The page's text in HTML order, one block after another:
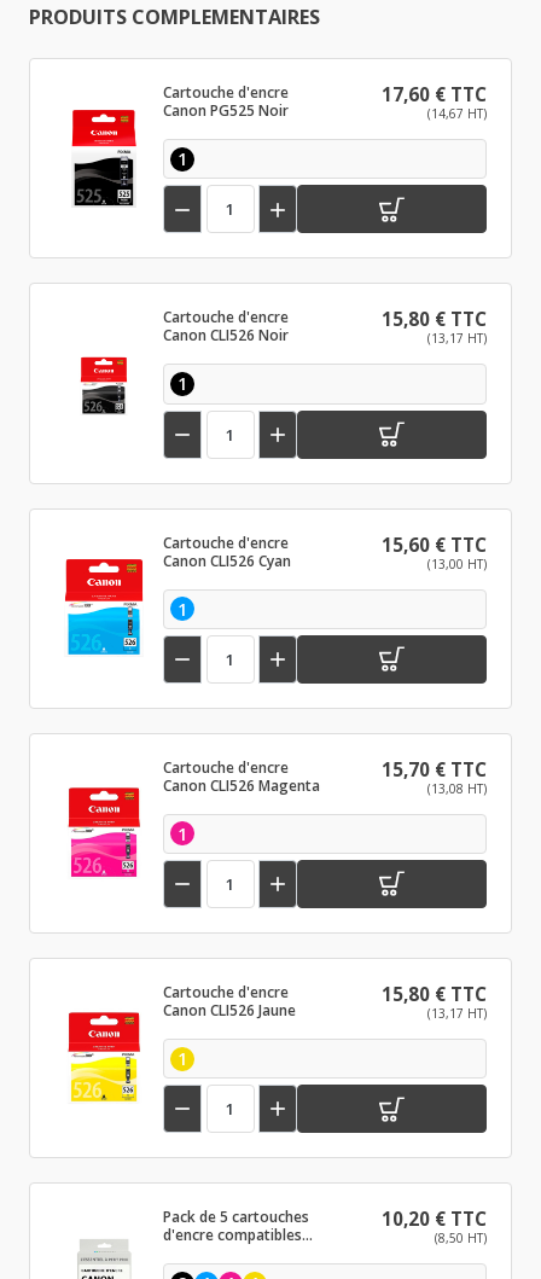
PRODUITS COMPLEMENTAIRES
Cartouche d'encre
Canon PG525 Noir
17,60 € TTC
(14,67 HT)
1
 
Cartouche d'encre
Canon CLI526 Noir
15,80 € TTC
(13,17 HT)
1
 
Cartouche d'encre
Canon CLI526 Cyan
15,60 € TTC
(13,00 HT)
1
 
Cartouche d'encre
Canon CLI526 Magenta
15,70 € TTC
(13,08 HT)
1
 
Cartouche d'encre
Canon CLI526 Jaune
15,80 € TTC
(13,17 HT)
1
 
Pack de 5 cartouches
d'encre compatibles
Noir et couleurs
10,20 € TTC
(8,50 HT)